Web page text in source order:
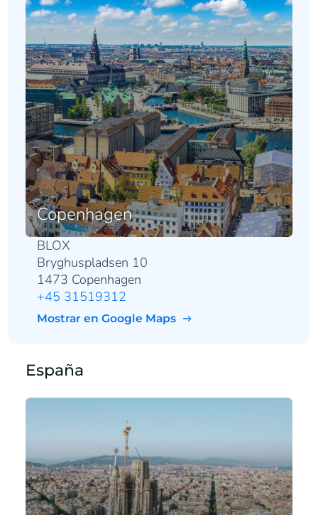
Copenhagen
BLOX
Bryghuspladsen 10
1473 Copenhagen
+45 31519312
Mostrar en Google Maps
España